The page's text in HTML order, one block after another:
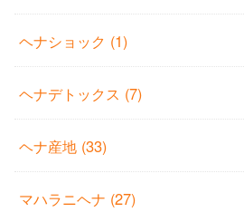
ヘナショック (1)
ヘナデトックス (7)
ヘナ産地 (33)
マハラニヘナ (27)